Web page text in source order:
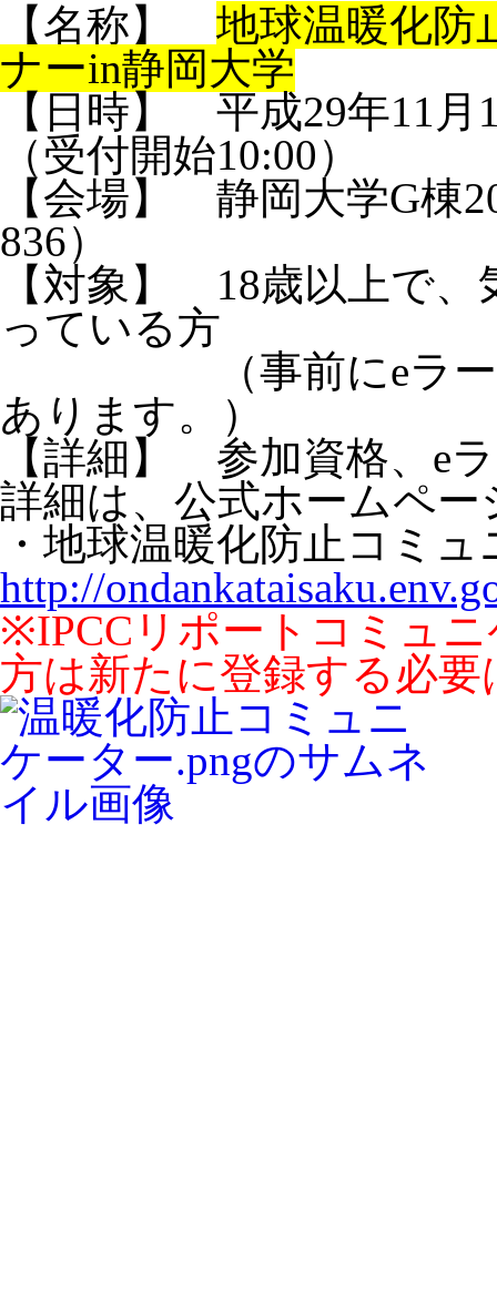
【名称】 地球温暖化防
ナーin静岡大学
【日時】 平成29年11
（受付開始10:00）
【会場】 静岡大学G棟
836）
【対象】 18歳以上で
っている方
（事前にeラーニ
あります。）
【詳細】 参加資格、e
詳細は、公式ホームペ
・地球温暖化防止コミ
http://
※IPCCリポートコミュ
方は新たに登録する必